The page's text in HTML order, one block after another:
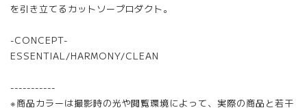
を引き立てるカットソープロダクト。
-CONCEPT-
ESSENTIAL/HARMONY/CLEAN
-----------
※商品カラーは撮影時の光や閲覧環境によって、実際の商品と若干